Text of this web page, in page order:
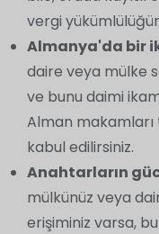
vergi
Almanya'da bir
daire veya mülke
ve bunu daimi
Alman
kabul edilirsiniz.
Anahtarların
mülkünüz veya
erişiminiz varsa,